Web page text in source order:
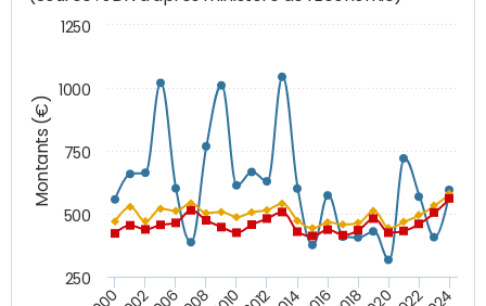
Montants (€)
250
500
750
1000
1250